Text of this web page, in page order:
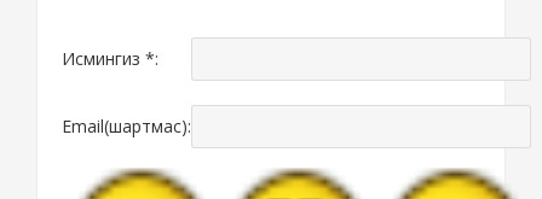
Исмингиз *:
Email(шартмас):